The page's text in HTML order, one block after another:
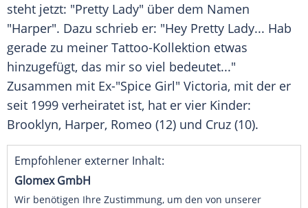
steht jetzt: "Pretty Lady" über dem Namen
"Harper". Dazu schrieb er: "Hey Pretty Lady... Hab
gerade zu meiner Tattoo-Kollektion etwas
hinzugefügt, das mir so viel bedeutet..."
Zusammen mit Ex-"Spice Girl" Victoria, mit der er
seit 1999 verheiratet ist, hat er vier Kinder:
Brooklyn, Harper, Romeo (12) und Cruz (10).
Empfohlener externer Inhalt:
Glomex GmbH
Wir benötigen Ihre Zustimmung, um den von unserer